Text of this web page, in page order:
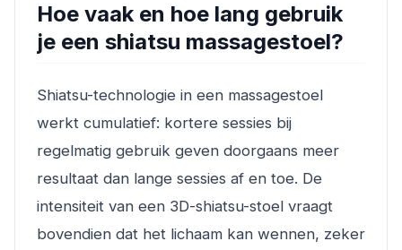
Hoe vaak en hoe lang gebruik
je een shiatsu massagestoel?
Shiatsu-technologie in een massagestoel
werkt cumulatief: kortere sessies bij
regelmatig gebruik geven doorgaans meer
resultaat dan lange sessies af en toe. De
intensiteit van een 3D-shiatsu-stoel vraagt
bovendien dat het lichaam kan wennen, zeker